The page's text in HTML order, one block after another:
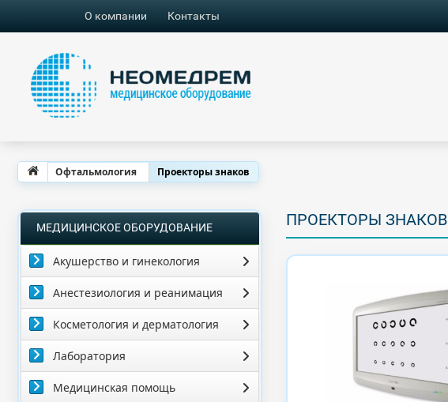
О компании Контакты
Офтальмология Проекторы знаков
ПРОЕКТОРЫ ЗНАКОВ
МЕДИЦИНСКОЕ ОБОРУДОВАНИЕ
Акушерство и гинекология
Анестезиология и реанимация
Косметология и дерматология
Лаборатория
Медицинская помощь